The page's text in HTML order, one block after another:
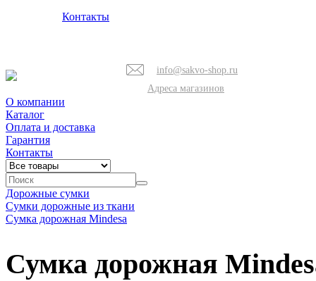
Контакты
info@sakvo-shop.ru
Адреса магазинов
О компании
Каталог
Оплата и доставка
Гарантия
Контакты
Дорожные сумки
Сумки дорожные из ткани
Сумка дорожная Mindesa
Сумка дорожная